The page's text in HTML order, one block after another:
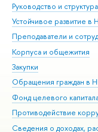
Руководство и структура
Устойчивое развитие
Преподаватели и
Корпуса и общежития
Закупки
Обращения граждан в
Фонд целевого
Противодействие
Сведения о доходах,